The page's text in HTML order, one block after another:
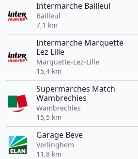
Intermarche Bailleul
Bailleul
7,1 km
Intermarche Marquette
Lez Lille
Marquette-Lez-Lille
15,4 km
Supermarches Match
Wambrechies
Wambrechies
15,5 km
Garage Beve
Verlinghem
11,8 km